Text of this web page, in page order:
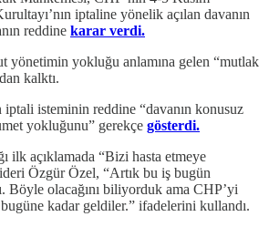
iptaline yönelik açılan davanın
reddine karar verdi.
yönetimin yokluğu anlamına gelen “mutlak
kalktı.
isteminin reddine “davanın konusuz
yokluğunu” gerekçe gösterdi.
ilk açıklamada “Bizi hasta etmeye
Özgür Özel, “Artık bu iş bugün
Böyle olacağını biliyorduk ama CHP’yi
kadar geldiler.” ifadelerini kullandı.